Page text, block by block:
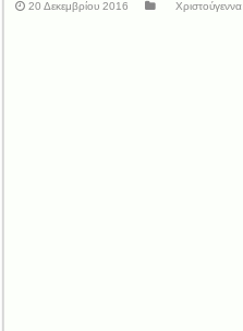
20 Δεκεμβρίου 2016 Χριστούγεννα